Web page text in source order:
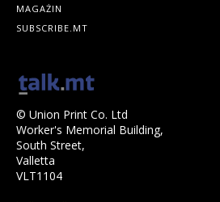
MAGAŻIN
SUBSCRIBE.MT
© Union Print Co. Ltd
Worker's Memorial Building,
South Street,
Valletta
VLT1104